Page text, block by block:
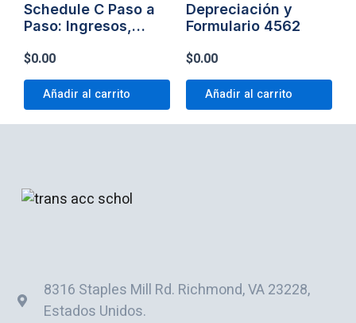
Schedule C Paso a
Paso: Ingresos,
Comunes
$0.00
Añadir al carrito
Depreciación y
Formulario 4562
$0.00
Añadir al carrito
8316 Staples Mill Rd. Richmond, VA 23228,
Estados Unidos.